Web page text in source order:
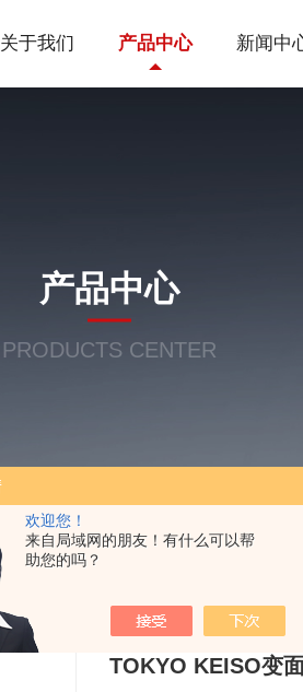
欢迎您！
来自局域网的朋友！有什么可以帮
助您的吗？
关于我们 产品中心 新闻中
产品中心
PRODUCTS CENTER
当前
TOKYO KEISO变